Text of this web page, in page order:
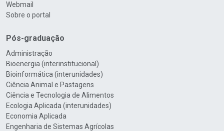
Webmail
Sobre o portal
Pós-graduação
Administração
Bioenergia (interinstitucional)
Bioinformática (interunidades)
Ciência Animal e Pastagens
Ciência e Tecnologia de Alimentos
Ecologia Aplicada (interunidades)
Economia Aplicada
Engenharia de Sistemas Agrícolas